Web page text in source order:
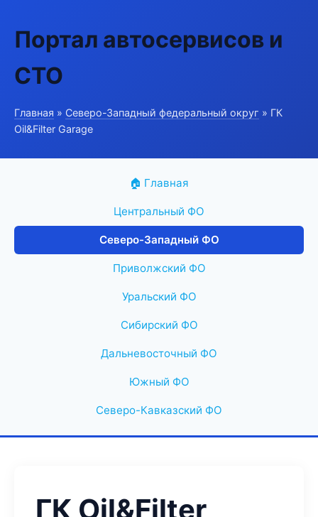
Портал автосервисов и
СТО
Главная » Северо-Западный федеральный округ » ГК
Oil&Filter Garage
🏠 Главная
Центральный ФО
Северо-Западный ФО
Приволжский ФО
Уральский ФО
Сибирский ФО
Дальневосточный ФО
Южный ФО
Северо-Кавказский ФО
ГК Oil&Filter